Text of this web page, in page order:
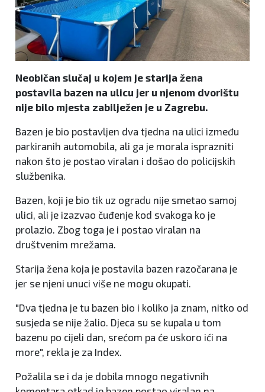
Neobičan slučaj u kojem je starija žena
postavila bazen na ulicu jer u njenom dvorištu
nije bilo mjesta zabilježen je u Zagrebu.
Bazen je bio postavljen dva tjedna na ulici između
parkiranih automobila, ali ga je morala isprazniti
nakon što je postao viralan i došao do policijskih
službenika.
Bazen, koji je bio tik uz ogradu nije smetao samoj
ulici, ali je izazvao čuđenje kod svakoga ko je
prolazio. Zbog toga je i postao viralan na
društvenim mrežama.
Starija žena koja je postavila bazen razočarana je
jer se njeni unuci više ne mogu okupati.
"Dva tjedna je tu bazen bio i koliko ja znam, nitko od
susjeda se nije žalio. Djeca su se kupala u tom
bazenu po cijeli dan, srećom pa će uskoro ići na
more", rekla je za Index.
Požalila se i da je dobila mnogo negativnih